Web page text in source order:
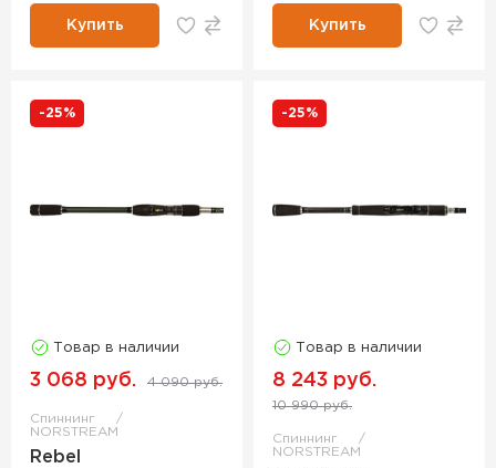
Купить Купить
-25%
Товар в наличии
3 068 руб. 4 090 руб.
Спиннинг
NORSTREAM
Rebel
-25%
Товар в наличии
8 243 руб.
10 990 руб.
Спиннинг
NORSTREAM